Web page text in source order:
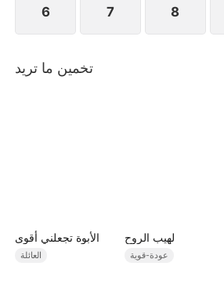
6 7 8
تخمين ما تريد
الأبوة تجعلني أقوى
العائلة
لهيب الروح
عودة-قوية